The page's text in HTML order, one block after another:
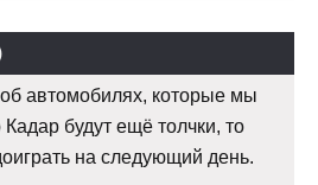
автомобилях, которые мы
будут ещё толчки, то
на следующий день.